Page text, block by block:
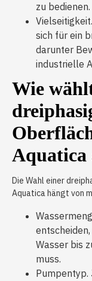
zu bedienen.
sich für ein
darunter
industrielle
Wie
Aquatica
Die Wahl einer
Aquatica hängt von
Wasser bis
muss.
Pumpentyp.